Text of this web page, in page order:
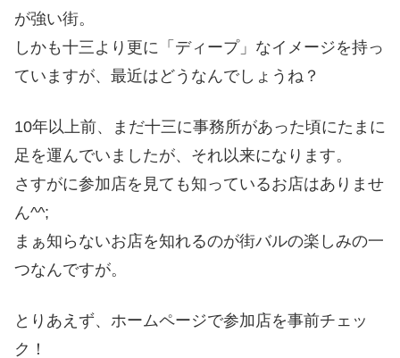
が強い街。
しかも十三より更に「ディープ」なイメージを持っ
ていますが、最近はどうなんでしょうね？
10年以上前、まだ十三に事務所があった頃にたまに
足を運んでいましたが、それ以来になります。
さすがに参加店を見ても知っているお店はありませ
ん^^;
まぁ知らないお店を知れるのが街バルの楽しみの一
つなんですが。
とりあえず、ホームページで参加店を事前チェッ
ク！